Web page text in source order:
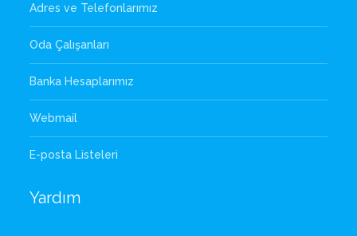
Adres ve Telefonlarımız
Oda Çalışanları
Banka Hesaplarımız
Webmail
E-posta Listeleri
Yardım